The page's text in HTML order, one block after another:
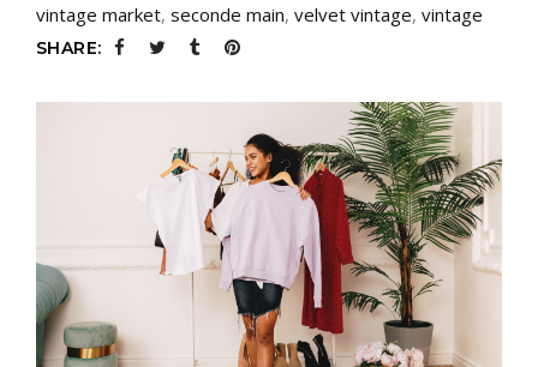
vintage market, seconde main, velvet vintage, vintage
SHARE: